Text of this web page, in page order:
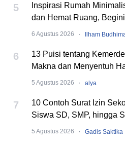
5
Inspirasi Rumah
dan Hemat Ruang,
6 Agustus 2026 · Ilham
6
13 Puisi tentang
Makna dan Menyentuh
5 Agustus 2026 · alya
7
10 Contoh Surat Izin
Siswa SD, SMP, hingga
5 Agustus 2026 · Gadis Saktika